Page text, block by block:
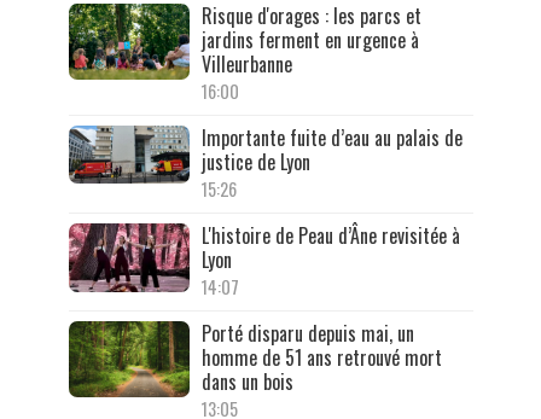
Risque d'orages : les parcs et
jardins ferment en urgence à
Villeurbanne
16:00
Importante fuite d’eau au palais de
justice de Lyon
15:26
L'histoire de Peau d’Âne revisitée à
Lyon
14:07
Porté disparu depuis mai, un
homme de 51 ans retrouvé mort
dans un bois
13:05